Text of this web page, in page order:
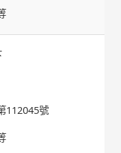
112045號